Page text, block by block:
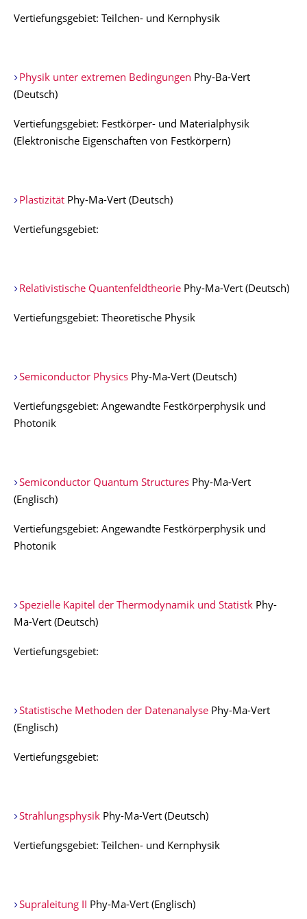
Vertiefungsgebiet: Teilchen- und Kernphysik
Physik unter extremen Bedingungen Phy-Ba-Vert
(Deutsch)
Vertiefungsgebiet: Festkörper- und Materialphysik
(Elektronische Eigenschaften von Festkörpern)
Plastizität Phy-Ma-Vert (Deutsch)
Vertiefungsgebiet:
Relativistische Quantenfeldtheorie Phy-Ma-Vert (Deutsch)
Vertiefungsgebiet: Theoretische Physik
Semiconductor Physics Phy-Ma-Vert (Deutsch)
Vertiefungsgebiet: Angewandte Festkörperphysik und
Photonik
Semiconductor Quantum Structures Phy-Ma-Vert
(Englisch)
Vertiefungsgebiet: Angewandte Festkörperphysik und
Photonik
Spezielle Kapitel der Thermodynamik und Statistk Phy-
Ma-Vert (Deutsch)
Vertiefungsgebiet:
Statistische Methoden der Datenanalyse Phy-Ma-Vert
(Englisch)
Vertiefungsgebiet:
Strahlungsphysik Phy-Ma-Vert (Deutsch)
Vertiefungsgebiet: Teilchen- und Kernphysik
Supraleitung II Phy-Ma-Vert (Englisch)